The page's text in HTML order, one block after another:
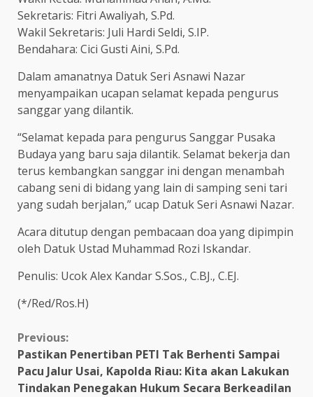
Sekretaris: Fitri Awaliyah, S.Pd.
Wakil Sekretaris: Juli Hardi Seldi, S.IP.
Bendahara: Cici Gusti Aini, S.Pd.
Dalam amanatnya Datuk Seri Asnawi Nazar
menyampaikan ucapan selamat kepada pengurus
sanggar yang dilantik.
“Selamat kepada para pengurus Sanggar Pusaka
Budaya yang baru saja dilantik. Selamat bekerja dan
terus kembangkan sanggar ini dengan menambah
cabang seni di bidang yang lain di samping seni tari
yang sudah berjalan,” ucap Datuk Seri Asnawi Nazar.
Acara ditutup dengan pembacaan doa yang dipimpin
oleh Datuk Ustad Muhammad Rozi Iskandar.
Penulis: Ucok Alex Kandar S.Sos., C.BJ., C.EJ.
(*/Red/Ros.H)
Continue
Reading
Previous:
Pastikan Penertiban PETI Tak Berhenti Sampai
Pacu Jalur Usai, Kapolda Riau: Kita akan Lakukan
Tindakan Penegakan Hukum Secara Berkeadilan